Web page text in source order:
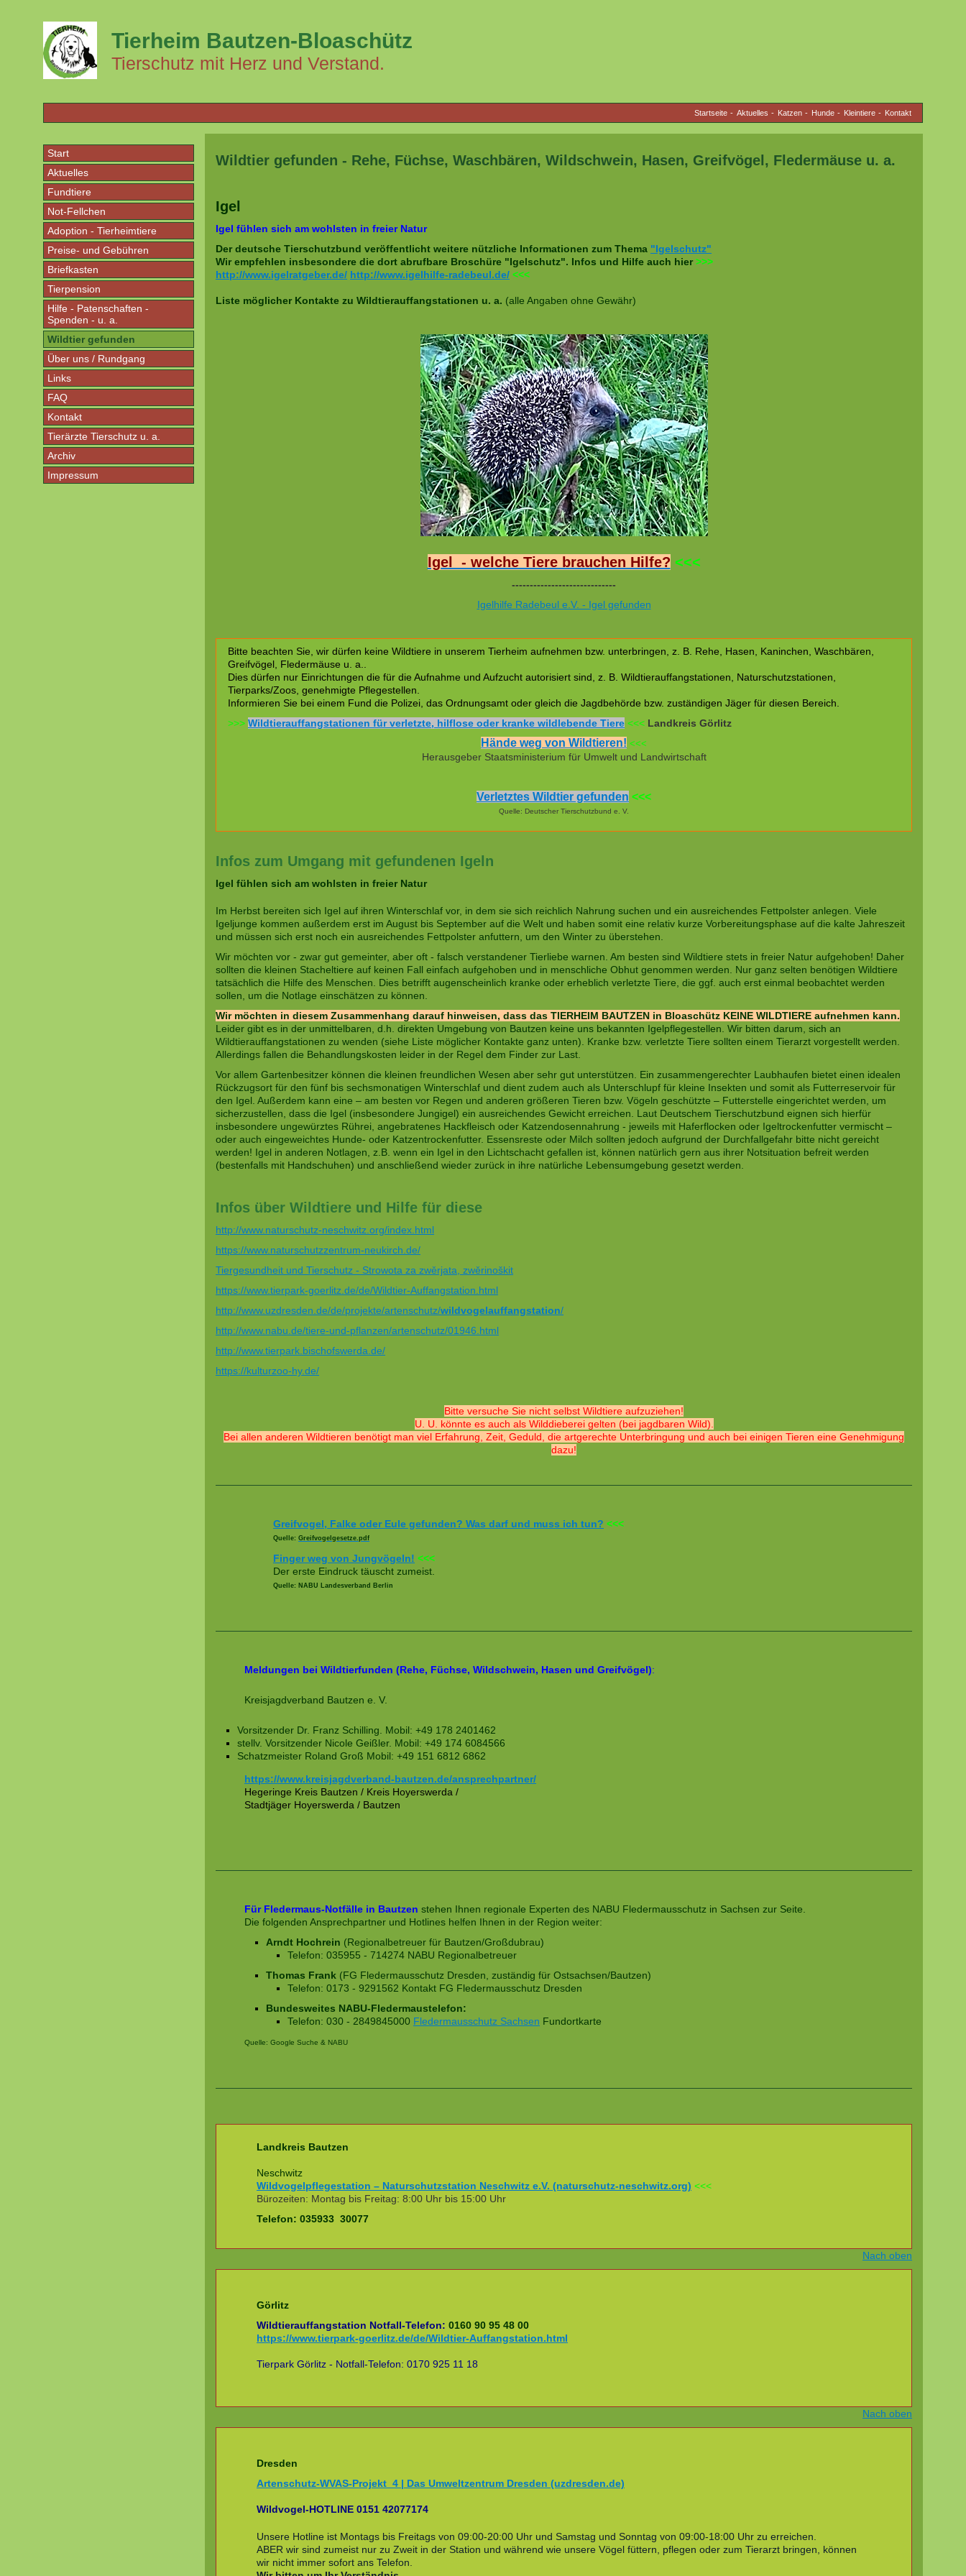
Tierheim Bautzen-Bloaschütz
Tierschutz mit Herz und Verstand.
Startseite Aktuelles Katzen Hunde Kleintiere Kontakt
Start
Aktuelles
Fundtiere
Not-Fellchen
Adoption - Tierheimtiere
Preise- und Gebühren
Briefkasten
Tierpension
Hilfe - Patenschaften -
Spenden - u. a.
Wildtier gefunden
Über uns / Rundgang
Links
FAQ
Kontakt
Tierärzte Tierschutz u. a.
Archiv
Impressum
Wildtier gefunden - Rehe, Füchse, Waschbären, Wildschwein, Hasen, Greifvögel, Fledermäuse u. a.
Igel
Igel fühlen sich am wohlsten in freier Natur
Der deutsche Tierschutzbund veröffentlicht weitere nützliche Informationen zum Thema "Igelschutz"
Wir empfehlen insbesondere die dort abrufbare Broschüre "Igelschutz". Infos und Hilfe auch hier >>>
http://www.igelratgeber.de/ http://www.igelhilfe-radebeul.de/ <<<
Liste möglicher Kontakte zu Wildtierauffangstationen u. a. (alle Angaben ohne Gewähr)
Igel - welche Tiere brauchen Hilfe? <<<
-----------------------------
Igelhilfe Radebeul e.V. - Igel gefunden
Bitte beachten Sie, wir dürfen keine Wildtiere in unserem Tierheim aufnehmen bzw. unterbringen, z. B. Rehe, Hasen, Kaninchen, Waschbären,
Greifvögel, Fledermäuse u. a..
Dies dürfen nur Einrichtungen die für die Aufnahme und Aufzucht autorisiert sind, z. B. Wildtierauffangstationen, Naturschutzstationen,
Tierparks/Zoos, genehmigte Pflegestellen.
Informieren Sie bei einem Fund die Polizei, das Ordnungsamt oder gleich die Jagdbehörde bzw. zuständigen Jäger für diesen Bereich.
>>> Wildtierauffangstationen für verletzte, hilflose oder kranke wildlebende Tiere <<< Landkreis Görlitz
Hände weg von Wildtieren! <<<
Herausgeber Staatsministerium für Umwelt und Landwirtschaft
Verletztes Wildtier gefunden <<<
Quelle: Deutscher Tierschutzbund e. V.
Infos zum Umgang mit gefundenen Igeln
Igel fühlen sich am wohlsten in freier Natur
Im Herbst bereiten sich Igel auf ihren Winterschlaf vor, in dem sie sich reichlich Nahrung suchen und ein ausreichendes Fettpolster anlegen. Viele
Igeljunge kommen außerdem erst im August bis September auf die Welt und haben somit eine relativ kurze Vorbereitungsphase auf die kalte Jahreszeit
und müssen sich erst noch ein ausreichendes Fettpolster anfuttern, um den Winter zu überstehen.
Wir möchten vor - zwar gut gemeinter, aber oft - falsch verstandener Tierliebe warnen. Am besten sind Wildtiere stets in freier Natur aufgehoben! Daher
sollten die kleinen Stacheltiere auf keinen Fall einfach aufgehoben und in menschliche Obhut genommen werden. Nur ganz selten benötigen Wildtiere
tatsächlich die Hilfe des Menschen. Dies betrifft augenscheinlich kranke oder erheblich verletzte Tiere, die ggf. auch erst einmal beobachtet werden
sollen, um die Notlage einschätzen zu können.
Wir möchten in diesem Zusammenhang darauf hinweisen, dass das TIERHEIM BAUTZEN in Bloaschütz KEINE WILDTIERE aufnehmen kann.
Leider gibt es in der unmittelbaren, d.h. direkten Umgebung von Bautzen keine uns bekannten Igelpflegestellen. Wir bitten darum, sich an
Wildtierauffangstationen zu wenden (siehe Liste möglicher Kontakte ganz unten). Kranke bzw. verletzte Tiere sollten einem Tierarzt vorgestellt werden.
Allerdings fallen die Behandlungskosten leider in der Regel dem Finder zur Last.
Vor allem Gartenbesitzer können die kleinen freundlichen Wesen aber sehr gut unterstützen. Ein zusammengerechter Laubhaufen bietet einen idealen
Rückzugsort für den fünf bis sechsmonatigen Winterschlaf und dient zudem auch als Unterschlupf für kleine Insekten und somit als Futterreservoir für
den Igel. Außerdem kann eine – am besten vor Regen und anderen größeren Tieren bzw. Vögeln geschützte – Futterstelle eingerichtet werden, um
sicherzustellen, dass die Igel (insbesondere Jungigel) ein ausreichendes Gewicht erreichen. Laut Deutschem Tierschutzbund eignen sich hierfür
insbesondere ungewürztes Rührei, angebratenes Hackfleisch oder Katzendosennahrung - jeweils mit Haferflocken oder Igeltrockenfutter vermischt –
oder auch eingeweichtes Hunde- oder Katzentrockenfutter. Essensreste oder Milch sollten jedoch aufgrund der Durchfallgefahr bitte nicht gereicht
werden! Igel in anderen Notlagen, z.B. wenn ein Igel in den Lichtschacht gefallen ist, können natürlich gern aus ihrer Notsituation befreit werden
(bestenfalls mit Handschuhen) und anschließend wieder zurück in ihre natürliche Lebensumgebung gesetzt werden.
Infos über Wildtiere und Hilfe für diese
http://www.naturschutz-neschwitz.org/index.html
https://www.naturschutzzentrum-neukirch.de/
Tiergesundheit und Tierschutz - Strowota za zwěrjata, zwěrinoškit
https://www.tierpark-goerlitz.de/de/Wildtier-Auffangstation.html
http://www.uzdresden.de/de/projekte/artenschutz/wildvogelauffangstation/
http://www.nabu.de/tiere-und-pflanzen/artenschutz/01946.html
http://www.tierpark.bischofswerda.de/
https://kulturzoo-hy.de/
Bitte versuche Sie nicht selbst Wildtiere aufzuziehen!
U. U. könnte es auch als Wilddieberei gelten (bei jagdbaren Wild).
Bei allen anderen Wildtieren benötigt man viel Erfahrung, Zeit, Geduld, die artgerechte Unterbringung und auch bei einigen Tieren eine Genehmigung
dazu!
Greifvogel, Falke oder Eule gefunden? Was darf und muss ich tun? <<<
Quelle: Greifvogelgesetze.pdf
Finger weg von Jungvögeln! <<<
Der erste Eindruck täuscht zumeist.
Quelle: NABU Landesverband Berlin
Meldungen bei Wildtierfunden (Rehe, Füchse, Wildschwein, Hasen und Greifvögel):
Kreisjagdverband Bautzen e. V.
Vorsitzender Dr. Franz Schilling. Mobil: +49 178 2401462
stellv. Vorsitzender Nicole Geißler. Mobil: +49 174 6084566
Schatzmeister Roland Groß Mobil: +49 151 6812 6862
https://www.kreisjagdverband-bautzen.de/ansprechpartner/
Hegeringe Kreis Bautzen / Kreis Hoyerswerda /
Stadtjäger Hoyerswerda / Bautzen
Für Fledermaus-Notfälle in Bautzen stehen Ihnen regionale Experten des NABU Fledermausschutz in Sachsen zur Seite.
Die folgenden Ansprechpartner und Hotlines helfen Ihnen in der Region weiter:
Arndt Hochrein (Regionalbetreuer für Bautzen/Großdubrau)
Telefon: 035955 - 714274 NABU Regionalbetreuer
Thomas Frank (FG Fledermausschutz Dresden, zuständig für Ostsachsen/Bautzen)
Telefon: 0173 - 9291562 Kontakt FG Fledermausschutz Dresden
Bundesweites NABU-Fledermaustelefon:
Telefon: 030 - 2849845000 Fledermausschutz Sachsen Fundortkarte
Quelle: Google Suche & NABU
Landkreis Bautzen
Neschwitz
Wildvogelpflegestation – Naturschutzstation Neschwitz e.V. (naturschutz-neschwitz.org) <<<
Bürozeiten: Montag bis Freitag: 8:00 Uhr bis 15:00 Uhr
Telefon: 035933 30077
Nach oben
Görlitz
Wildtierauffangstation Notfall-Telefon: 0160 90 95 48 00
https://www.tierpark-goerlitz.de/de/Wildtier-Auffangstation.html
Tierpark Görlitz - Notfall-Telefon: 0170 925 11 18
Nach oben
Dresden
Artenschutz-WVAS-Projekt_4 | Das Umweltzentrum Dresden (uzdresden.de)
Wildvogel-HOTLINE 0151 42077174
Unsere Hotline ist Montags bis Freitags von 09:00-20:00 Uhr und Samstag und Sonntag von 09:00-18:00 Uhr zu erreichen.
ABER wir sind zumeist nur zu Zweit in der Station und während wie unsere Vögel füttern, pflegen oder zum Tierarzt bringen, können
wir nicht immer sofort ans Telefon.